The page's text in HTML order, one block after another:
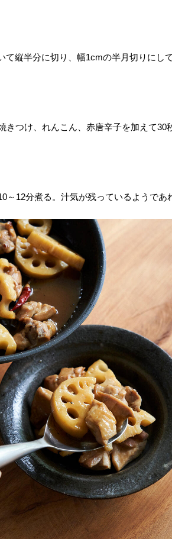
縦半分に切り、幅1cmの半月切りにし
つけ、れんこん、赤唐辛子を加えて30
12分煮る。汁気が残っているようであ